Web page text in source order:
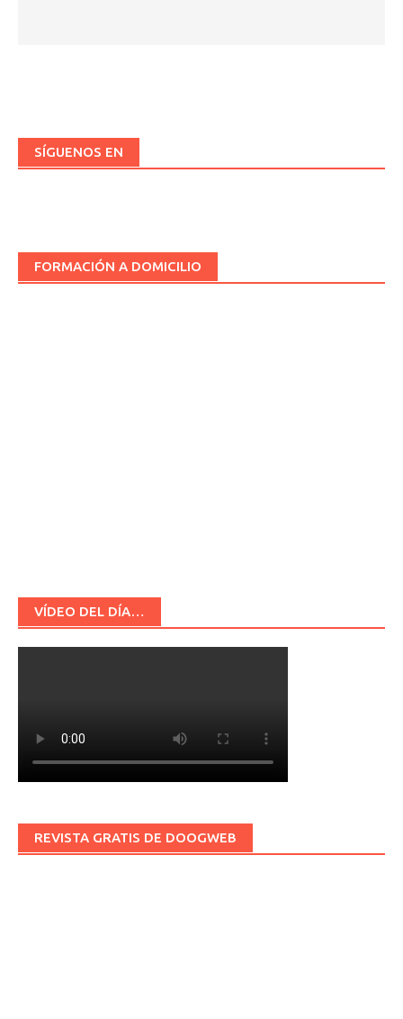
SÍGUENOS EN
FORMACIÓN A DOMICILIO
VÍDEO DEL DÍA…
REVISTA GRATIS DE DOOGWEB